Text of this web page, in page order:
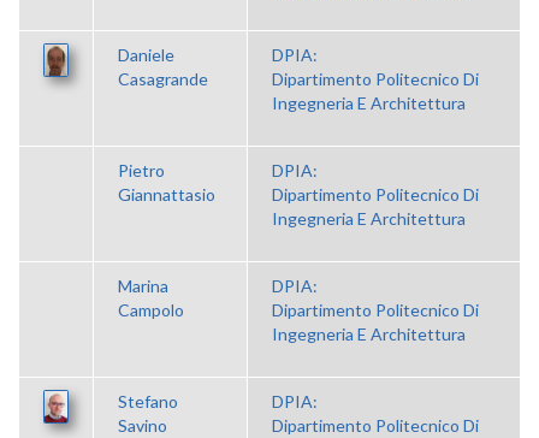
Daniele
Casagrande
DPIA:
Dipartimento Politecnico Di
Ingegneria E Architettura
Pietro
Giannattasio
DPIA:
Dipartimento Politecnico Di
Ingegneria E Architettura
Marina
Campolo
DPIA:
Dipartimento Politecnico Di
Ingegneria E Architettura
Stefano
Savino
DPIA:
Dipartimento Politecnico Di